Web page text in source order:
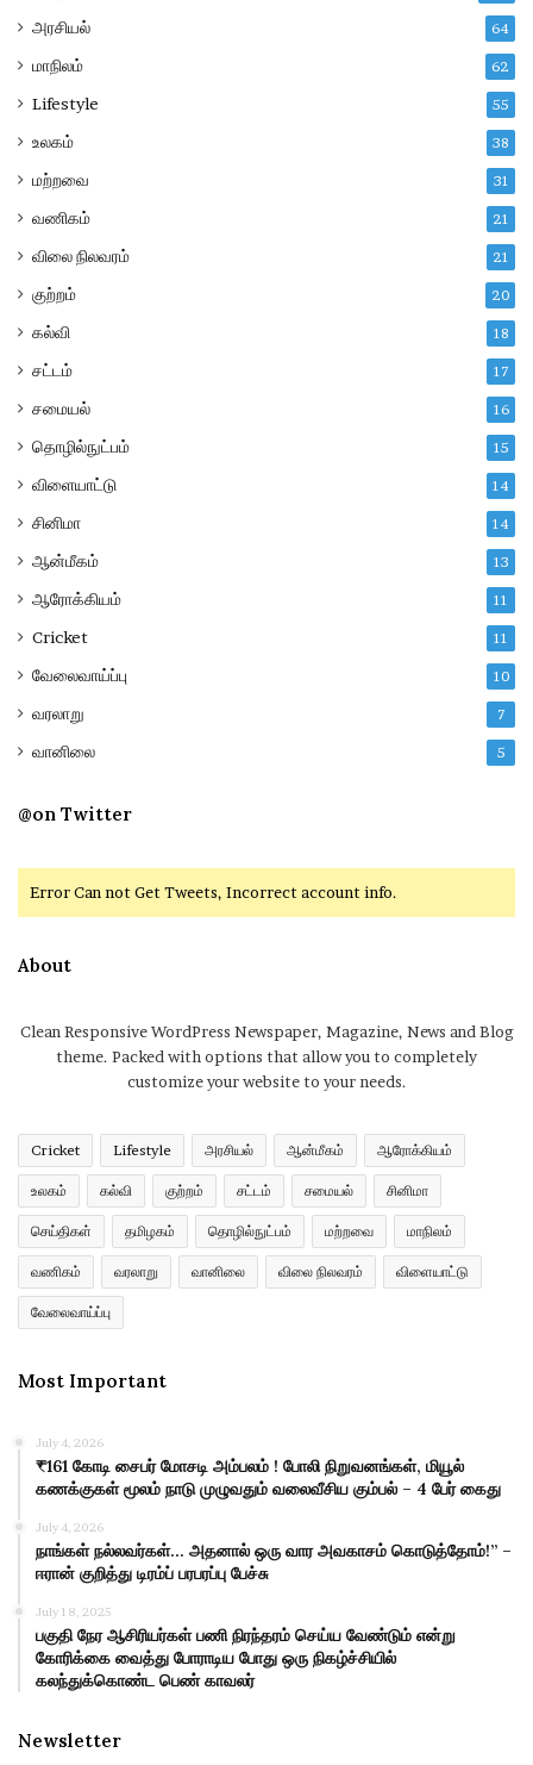
அரசியல் 64
மாநிலம் 62
Lifestyle 55
உலகம் 38
மற்றவை 31
வணிகம் 21
விலை நிலவரம் 21
குற்றம் 20
கல்வி 18
சட்டம் 17
சமையல் 16
தொழில்நுட்பம் 15
விளையாட்டு 14
சினிமா 14
ஆன்மீகம் 13
ஆரோக்கியம் 11
Cricket 11
வேலைவாய்ப்பு 10
வரலாறு 7
வானிலை 5
@on Twitter
Error Can not Get Tweets, Incorrect account info.
About
Clean Responsive WordPress Newspaper, Magazine, News and Blog
theme. Packed with options that allow you to completely
customize your website to your needs.
Cricket Lifestyle அரசியல் ஆன்மீகம் ஆரோக்கியம்
உலகம் கல்வி குற்றம் சட்டம் சமையல் சினிமா
செய்திகள் தமிழகம் தொழில்நுட்பம் மற்றவை மாநிலம்
வணிகம் வரலாறு வானிலை விலை நிலவரம் விளையாட்டு
வேலைவாய்ப்பு
Most Important
July 4, 2026
₹161 கோடி சைபர் மோசடி அம்பலம் ! போலி நிறுவனங்கள், மியூல்
கணக்குகள் மூலம் நாடு முழுவதும் வலைவீசிய கும்பல் – 4 பேர் கைது
July 4, 2026
நாங்கள் நல்லவர்கள்… அதனால் ஒரு வார அவகாசம் கொடுத்தோம்!” –
ஈரான் குறித்து டிரம்ப் பரபரப்பு பேச்சு
July 18, 2025
பகுதி நேர ஆசிரியர்கள் பணி நிரந்தரம் செய்ய வேண்டும் என்று
கோரிக்கை வைத்து போராடிய போது ஒரு நிகழ்ச்சியில்
கலந்துக்கொண்ட பெண் காவலர்
Newsletter